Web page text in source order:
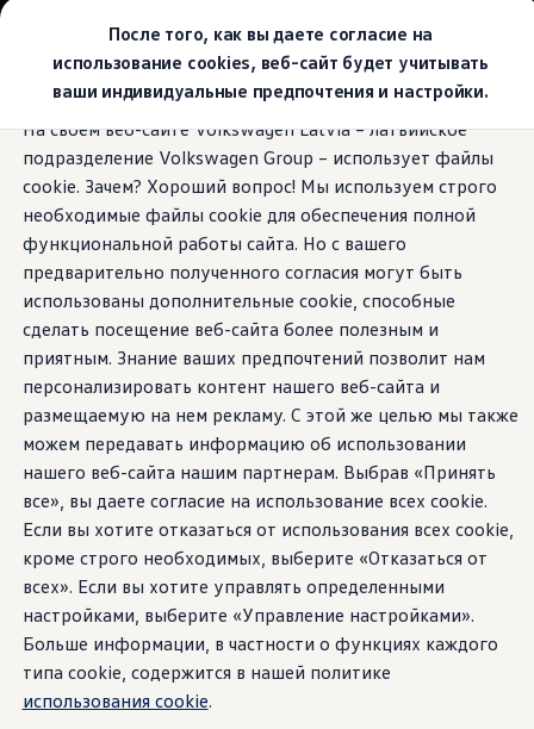
После того, как вы даете согласие на
использование cookies, веб-сайт будет учитывать
ваши индивидуальные предпочтения и настройки.
На своем веб-сайте Volkswagen Latvia – латвийское
подразделение Volkswagen Group – использует файлы
cookie. Зачем? Хороший вопрос! Мы используем строго
необходимые файлы cookie для обеспечения полной
функциональной работы сайта. Но с вашего
предварительно полученного согласия могут быть
использованы дополнительные cookie, способные
сделать посещение веб-сайта более полезным и
приятным. Знание ваших предпочтений позволит нам
персонализировать контент нашего веб-сайта и
размещаемую на нем рекламу. С этой же целью мы также
можем передавать информацию об использовании
нашего веб-сайта нашим партнерам. Выбрав «Принять
все», вы даете согласие на использование всех cookie.
Если вы хотите отказаться от использования всех cookie,
кроме строго необходимых, выберите «Отказаться от
всех». Если вы хотите управлять определенными
настройками, выберите «Управление настройками».
Больше информации, в частности о функциях каждого
типа cookie, содержится в нашей политике
использования cookie.
основному
содержанию
нижнему
колонтитулу
Выбери свой Volkswagen
Модельный ряд
Новый ID.Cross
Открой для себя семейство внедорожников
Предложения и услуги
Юбилейное предложение
Автомобильный онлайн-магазин Volkswagen
Обмен автомобилей
Лизинг Volkswagen
Гарантия
Бесплатная регистрация для вашего нового
Взаимодействие в сети простыми словами
VW Connect
Активация
Все службы
VW Connect для Вашего ID.
Обновления (Upgrades)
Car-Net
App-Connect
Fleet Interface Data
O Volkswagen
Получи больше
Владельцы и услуги
Сервис и запчасти
Преимущества Volkswagen
Техобслуживание
Ремонт и проверки
Моторное масло и технические жидкости
Колеса и шины
Помощь при авариях и поломках
Обслуживание автомобилей
Аксессуары
Фоновая подсветка
Цвета создают
атмосферу.